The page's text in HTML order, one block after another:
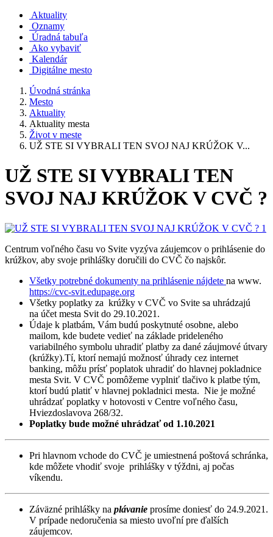
Aktuality
Oznamy
Úradná tabuľa
Ako vybaviť
Kalendár
Digitálne mesto
Úvodná stránka
Mesto
Aktuality
Aktuality mesta
Život v meste
UŽ STE SI VYBRALI TEN SVOJ NAJ KRÚŽOK V...
UŽ STE SI VYBRALI TEN
SVOJ NAJ KRÚŽOK V CVČ ?
Centrum voľného času vo Svite vyzýva záujemcov o prihlásenie do
krúžkov, aby svoje prihlášky doručili do CVČ čo najskôr.
Všetky potrebné dokumenty na prihlásenie nájdete na www.
https://cvc-svit.edupage.org
Všetky poplatky za krúžky v CVČ vo Svite sa uhrádzajú
na účet mesta Svit do 29.10.2021.
Údaje k platbám, Vám budú poskytnuté osobne, alebo
mailom, kde budete vedieť na základe prideleného
variabilného symbolu uhradiť platby za dané záujmové útvary
(krúžky).Tí, ktorí nemajú možnosť úhrady cez internet
banking, môžu prísť poplatok uhradiť do hlavnej pokladnice
mesta Svit. V CVČ pomôžeme vyplniť tlačivo k platbe tým,
ktorí budú platiť v hlavnej pokladnici mesta. Nie je možné
uhrádzať poplatky v hotovosti v Centre voľného času,
Hviezdoslavova 268/32.
Poplatky bude možné uhrádzať od 1.10.2021
Pri hlavnom vchode do CVČ je umiestnená poštová schránka,
kde môžete vhodiť svoje prihlášky v týždni, aj počas
víkendu.
Záväzné prihlášky na plávanie prosíme doniesť do 24.9.2021.
V prípade nedoručenia sa miesto uvoľní pre ďalších
záujemcov.